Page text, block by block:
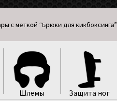
с меткой “Брюки для кикбоксинга”
Шлемы Защита ног